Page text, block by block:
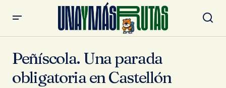
Peñíscola. Una parada
obligatoria en Castellón